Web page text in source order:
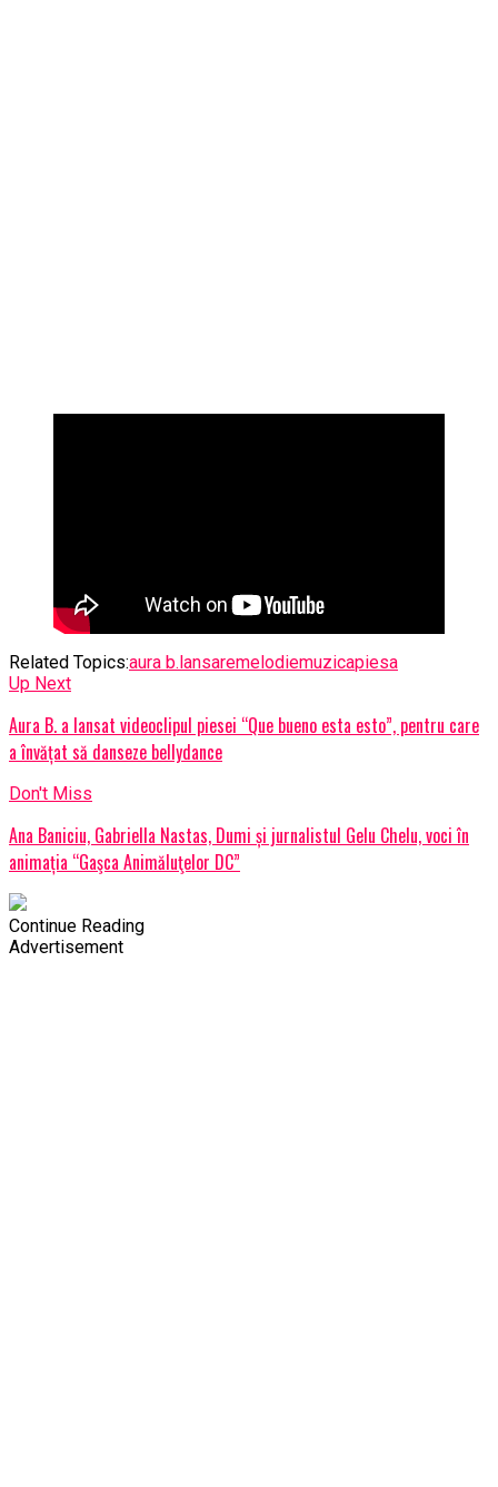
Related Topics:aura b.lansaremelodiemuzicapiesa
Up Next
Aura B. a lansat videoclipul piesei “Que bueno esta esto”, pentru care
a învățat să danseze bellydance
Don't Miss
Ana Baniciu, Gabriella Nastas, Dumi și jurnalistul Gelu Chelu, voci în
animația “Gaşca Animăluţelor DC”
Continue Reading
Advertisement